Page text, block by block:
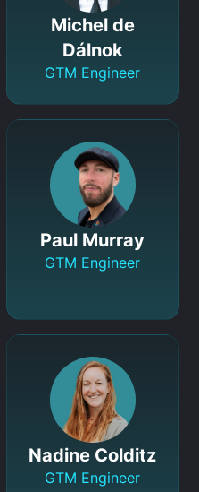
Michel de
Dálnok
GTM Engineer
Paul Murray
GTM Engineer
Nadine Colditz
GTM Engineer